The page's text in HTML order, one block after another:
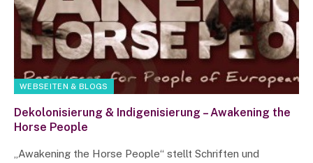
WEBSEITEN & BLOGS
Dekolonisierung & Indigenisierung – Awakening the
Horse People
„Awakening the Horse People“ stellt Schriften und